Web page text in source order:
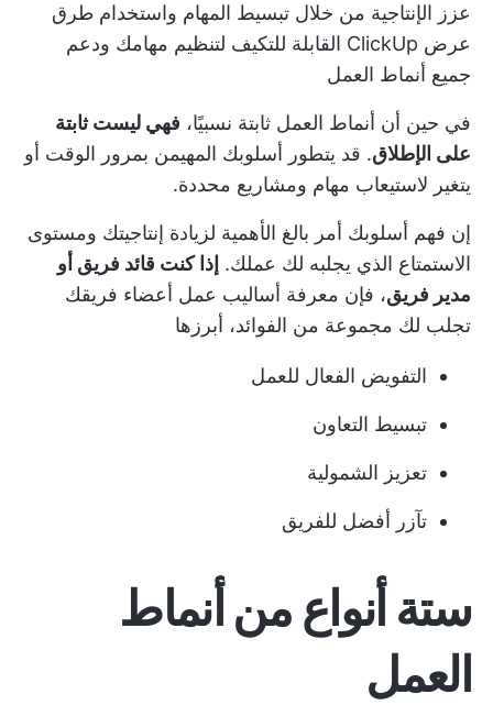
عزز الإنتاجية من خلال تبسيط المهام واستخدام طرق
عرض ClickUp القابلة للتكيف لتنظيم مهامك ودعم
جميع أنماط العمل
في حين أن أنماط العمل ثابتة نسبيًا، فهي ليست ثابتة
على الإطلاق. قد يتطور أسلوبك المهيمن بمرور الوقت أو
يتغير لاستيعاب مهام ومشاريع محددة.
إن فهم أسلوبك أمر بالغ الأهمية لزيادة إنتاجيتك ومستوى
الاستمتاع الذي يجلبه لك عملك. إذا كنت قائد فريق أو
مدير فريق، فإن معرفة أساليب عمل أعضاء فريقك
تجلب لك مجموعة من الفوائد، أبرزها
التفويض الفعال للعمل
تبسيط التعاون
تعزيز الشمولية
تآزر أفضل للفريق
ستة أنواع من أنماط
العمل